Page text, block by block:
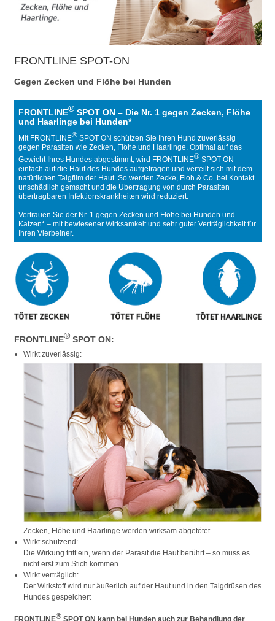
FRONTLINE SPOT-ON
Gegen Zecken und Flöhe bei Hunden
FRONTLINE®SPOT ON – Die Nr. 1 gegen Zecken, Flöhe
und Haarlinge bei Hunden*
Mit FRONTLINE®SPOT ON schützen Sie Ihren Hund zuverlässig
gegen Parasiten wie Zecken, Flöhe und Haarlinge. Optimal auf das
Gewicht Ihres Hundes abgestimmt, wird FRONTLINE®SPOT ON
einfach auf die Haut des Hundes aufgetragen und verteilt sich mit dem
natürlichen Talgfilm der Haut. So werden Zecke, Floh & Co. bei Kontakt
unschädlich gemacht und die Übertragung von durch Parasiten
übertragbaren Infektionskrankheiten wird reduziert.
Vertrauen Sie der Nr. 1 gegen Zecken und Flöhe bei Hunden und
Katzen* – mit bewiesener Wirksamkeit und sehr guter Verträg­lichkeit für
Ihren Vierbeiner.
FRONTLINE®SPOT ON:
Wirkt zuverlässig:
Zecken, Flöhe und Haarlinge werden wirksam abgetötet
Wirkt schützend:
Die Wirkung tritt ein, wenn der Parasit die Haut berührt – so muss es
nicht erst zum Stich kommen
Wirkt verträglich:
Der Wirkstoff wird nur äußerlich auf der Haut und in den Talgdrüsen des
Hundes gespeichert
FRONTLINE®SPOT ON kann bei Hunden auch zur Behandlung der